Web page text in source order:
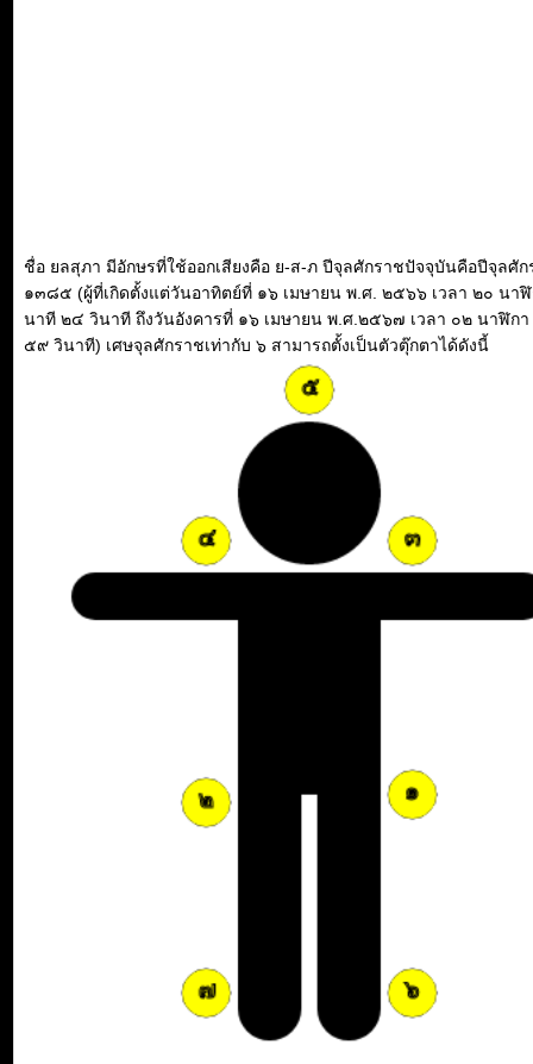
ชื่อ ยลสุภา มีอักษรที่ใช้ออกเสียงคือ ย-ส-ภ ปีจุลศักราชปัจจุบันคือปีจุลศัก
๑๓๘๕ (ผู้ที่เกิดตั้งแต่วันอาทิตย์ที่ ๑๖ เมษายน พ.ศ. ๒๕๖๖ เวลา ๒๐ นา
นาที ๒๔ วินาที ถึงวันอังคารที่ ๑๖ เมษายน พ.ศ.๒๕๖๗ เวลา ๐๒ นาฬิก
๕๙ วินาที) เศษจุลศักราชเท่ากับ ๖ สามารถตั้งเป็นตัวตุ๊กตาได้ดังนี้